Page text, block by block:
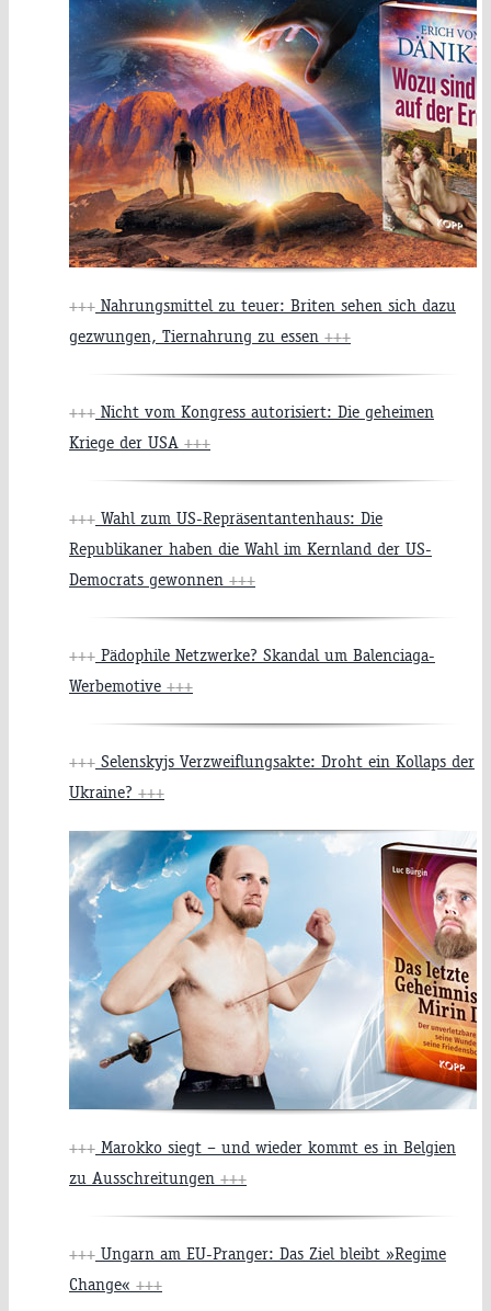
+++ Nahrungsmittel zu teuer: Briten sehen sich dazu
gezwungen, Tiernahrung zu essen +++
+++ Nicht vom Kongress autorisiert: Die geheimen
Kriege der USA +++
+++ Wahl zum US-Repräsentantenhaus: Die
Republikaner haben die Wahl im Kernland der US-
Democrats gewonnen +++
+++ Pädophile Netzwerke? Skandal um Balenciaga-
Werbemotive +++
+++ Selenskyjs Verzweiflungsakte: Droht ein Kollaps der
Ukraine? +++
+++ Marokko siegt – und wieder kommt es in Belgien
zu Ausschreitungen +++
+++ Ungarn am EU-Pranger: Das Ziel bleibt »Regime
Change« +++